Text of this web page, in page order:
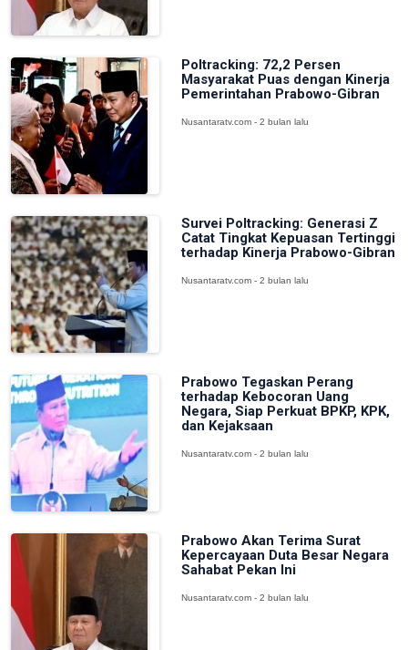
Poltracking: 72,2 Persen
Masyarakat Puas dengan Kinerja
Pemerintahan Prabowo-Gibran
Nusantaratv.com - 2 bulan lalu
Survei Poltracking: Generasi Z
Catat Tingkat Kepuasan Tertinggi
terhadap Kinerja Prabowo-Gibran
Nusantaratv.com - 2 bulan lalu
Prabowo Tegaskan Perang
terhadap Kebocoran Uang
Negara, Siap Perkuat BPKP, KPK,
dan Kejaksaan
Nusantaratv.com - 2 bulan lalu
Prabowo Akan Terima Surat
Kepercayaan Duta Besar Negara
Sahabat Pekan Ini
Nusantaratv.com - 2 bulan lalu